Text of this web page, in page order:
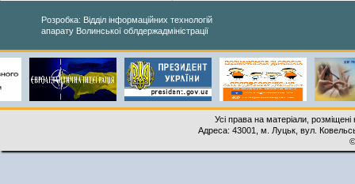
Розробка: Відділ інформаційних технологій
апарату Волинської облдержадміністрації
Усі права на матеріали,
Адреса: 43001, м. Луцьк, вул.